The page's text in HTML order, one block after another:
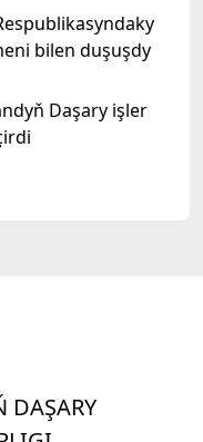
bilen duşuşdy
Daşary işler
DAŞARY